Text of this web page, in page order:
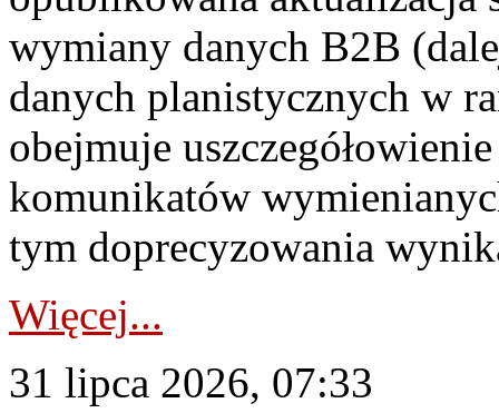
wymiany danych B2B
danych planistycznych w
obejmuje
komunikatów
tym doprecyzowania
Więcej...
31 lipca 2026, 07:33